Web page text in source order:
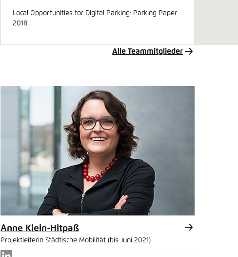
Local Opportunities for Digital Parking: Parking Paper
2018
Anne Klein-Hitpaß
Projektleiterin Städtische Mobilität (bis Juni 2021)
Alle Teammitglieder